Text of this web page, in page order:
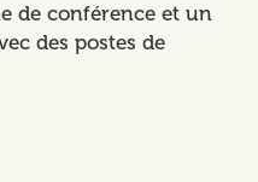
de conférence et un
des postes de